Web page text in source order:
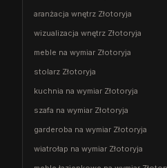
aranżacja wnętrz Złotoryja
wizualizacja wnętrz Złotoryja
meble na wymiar Złotoryja
stolarz Złotoryja
kuchnia na wymiar Złotoryja
szafa na wymiar Złotoryja
garderoba na wymiar Złotoryja
wiatrołap na wymiar Złotoryja